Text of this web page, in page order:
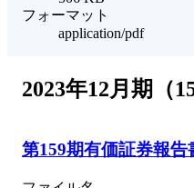
フォーマット
application/pdf
2023年12月期（
第159期有価証券報告